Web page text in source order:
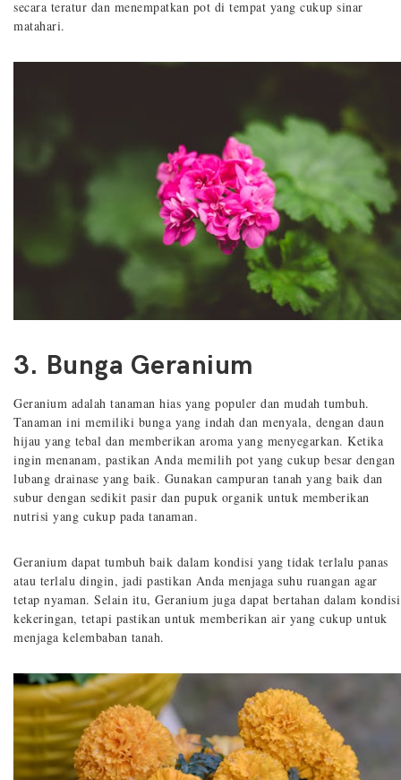
secara teratur dan menempatkan pot di tempat yang cukup sinar
matahari.
3. Bunga Geranium
Geranium adalah tanaman hias yang populer dan mudah tumbuh.
Tanaman ini memiliki bunga yang indah dan menyala, dengan daun
hijau yang tebal dan memberikan aroma yang menyegarkan. Ketika
ingin menanam, pastikan Anda memilih pot yang cukup besar dengan
lubang drainase yang baik. Gunakan campuran tanah yang baik dan
subur dengan sedikit pasir dan pupuk organik untuk memberikan
nutrisi yang cukup pada tanaman.
Geranium dapat tumbuh baik dalam kondisi yang tidak terlalu panas
atau terlalu dingin, jadi pastikan Anda menjaga suhu ruangan agar
tetap nyaman. Selain itu, Geranium juga dapat bertahan dalam kondisi
kekeringan, tetapi pastikan untuk memberikan air yang cukup untuk
menjaga kelembaban tanah.